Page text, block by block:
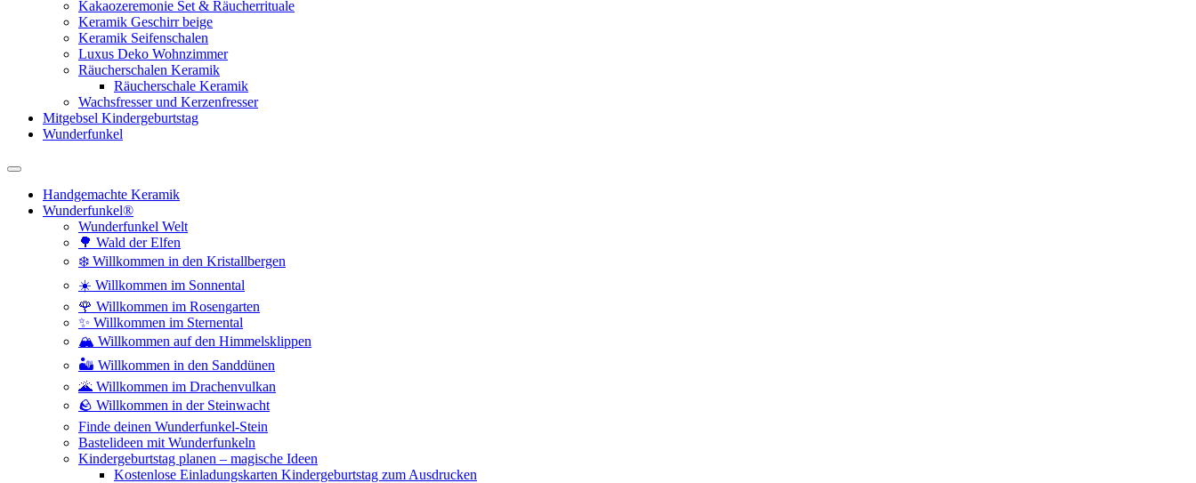
Kakaozeremonie Set & Räucherrituale
Keramik Geschirr beige
Keramik Seifenschalen
Luxus Deko Wohnzimmer
Räucherschalen Keramik
Räucherschale Keramik
Wachsfresser und Kerzenfresser
Mitgebsel Kindergeburtstag
Wunderfunkel
Handgemachte Keramik
Wunderfunkel®
Wunderfunkel Welt
🌳 Wald der Elfen
❄️ Willkommen in den Kristallbergen
☀️ Willkommen im Sonnental
🌹 Willkommen im Rosengarten
✨ Willkommen im Sternental
🏔️ Willkommen auf den Himmelsklippen
🏜️ Willkommen in den Sanddünen
🌋 Willkommen im Drachenvulkan
🪨 Willkommen in der Steinwacht
Finde deinen Wunderfunkel-Stein
Bastelideen mit Wunderfunkeln
Kindergeburtstag planen – magische Ideen
Kostenlose Einladungskarten Kindergeburtstag zum Ausdrucken